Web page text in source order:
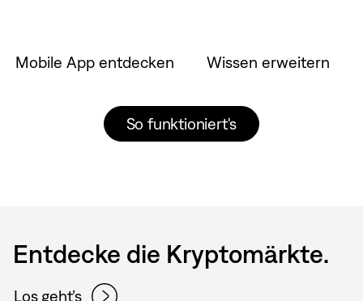
Mobile App entdecken Wissen erweitern
So funktioniert's
Entdecke die Kryptomärkte.
Los geht’s